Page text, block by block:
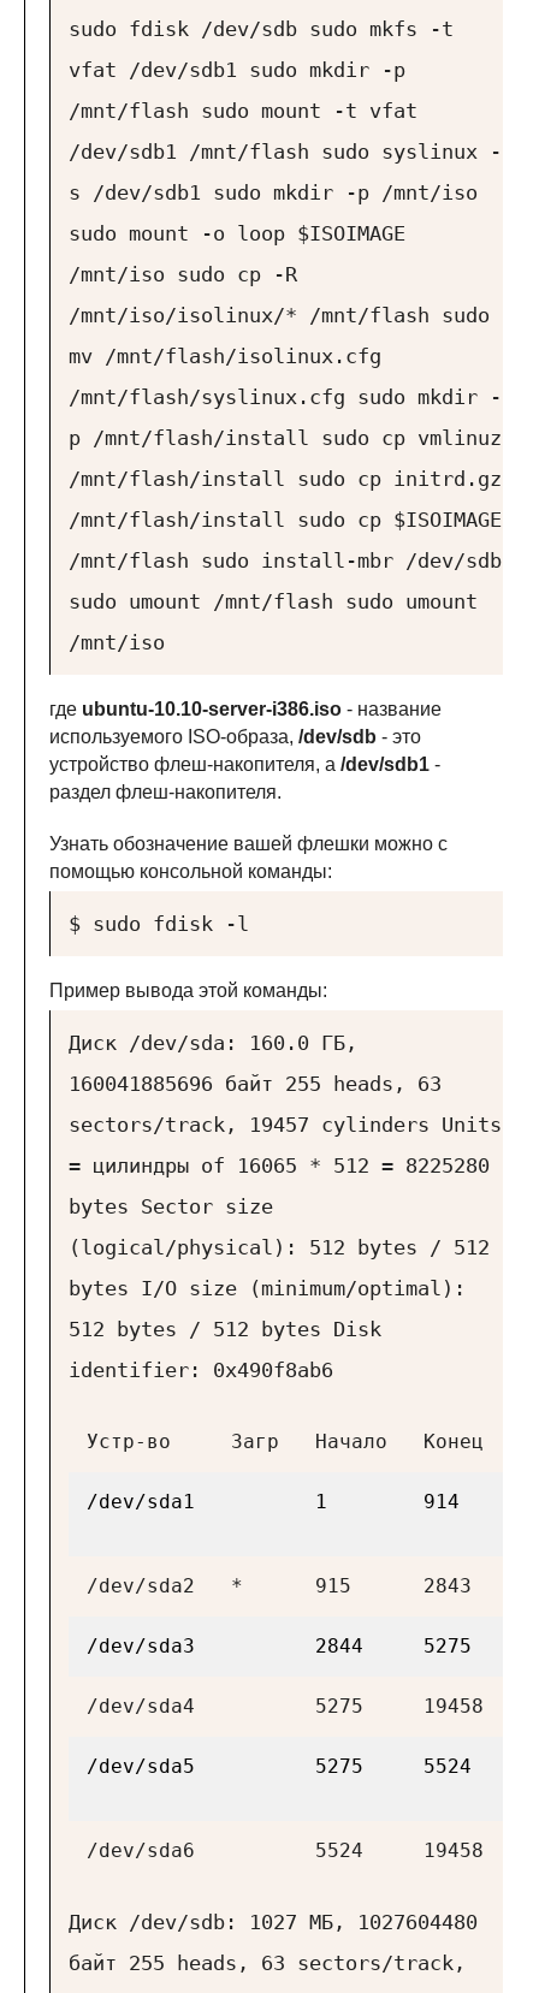
sudo fdisk /dev/sdb sudo mkfs -t
vfat /dev/sdb1 sudo mkdir -p
/mnt/flash sudo mount -t vfat
/dev/sdb1 /mnt/flash sudo syslinux -
s /dev/sdb1 sudo mkdir -p /mnt/iso
sudo mount -o loop $ISOIMAGE
/mnt/iso sudo cp -R
/mnt/iso/isolinux/* /mnt/flash sudo
mv /mnt/flash/isolinux.cfg
/mnt/flash/syslinux.cfg sudo mkdir -
p /mnt/flash/install sudo cp vmlinuz
/mnt/flash/install sudo cp initrd.gz
/mnt/flash/install sudo cp $ISOIMAGE
/mnt/flash sudo install-mbr /dev/sdb
sudo umount /mnt/flash sudo umount
/mnt/iso
где ubuntu-10.10-server-i386.iso - название
используемого ISO-образа, /dev/sdb - это
устройство флеш-накопителя, а /dev/sdb1 -
раздел флеш-накопителя.
Узнать обозначение вашей флешки можно с
помощью консольной команды:
$ sudo fdisk -l
Пример вывода этой команды:
Диск /dev/sda: 160.0 ГБ,
160041885696 байт 255 heads, 63
sectors/track, 19457 cylinders Units
= цилиндры of 16065 * 512 = 8225280
bytes Sector size
(logical/physical): 512 bytes / 512
bytes I/O size (minimum/optimal):
512 bytes / 512 bytes Disk
identifier: 0x490f8ab6
Устр-во Загр Начало Конец
/dev/sda1 1 914
/dev/sda2 * 915 2843
/dev/sda3 2844 5275
/dev/sda4 5275 19458
/dev/sda5 5275 5524
/dev/sda6 5524 19458
Диск /dev/sdb : 1027 МБ, 1027604480
байт 255 heads, 63 sectors/track,